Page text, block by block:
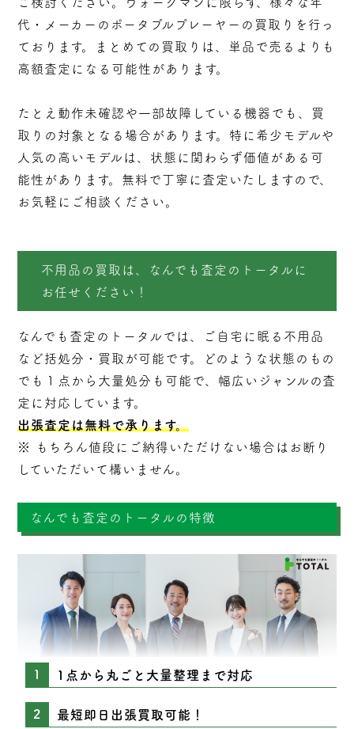
代・メーカーのポータブルプレーヤーの買取りを行っ
ております。まとめての買取りは、単品で売るよりも
高額査定になる可能性があります。
たとえ動作未確認や一部故障している機器でも、買
取りの対象となる場合があります。特に希少モデルや
人気の高いモデルは、状態に関わらず価値がある可
能性があります。無料で丁寧に査定いたしますので、
お気軽にご相談ください。
不用品の買取は、なんでも査定のトータルに
お任せください！
なんでも査定のトータルでは、ご自宅に眠る不用品
など括処分・ 買取 が可能です。どのような状態のもの
でも１点から大量処分も可能で、幅広いジャンルの査
定に対応しています。
出張査定は無料で承ります。
※ もちろん値段にご納得いただけない場合はお断り
していただいて構いません。
なんでも査定のトータルの特徴
1点から丸ごと大量整理まで対応
最短即日出張買取可能！